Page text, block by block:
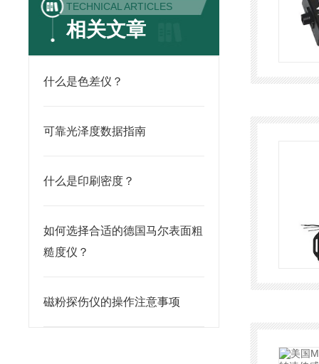
TECHNICAL ARTICLES
相关文章
什么是色差仪？
可靠光泽度数据指南
什么是印刷密度？
如何选择合适的德国马尔表面粗
糙度仪？
磁粉探伤仪的操作注意事项